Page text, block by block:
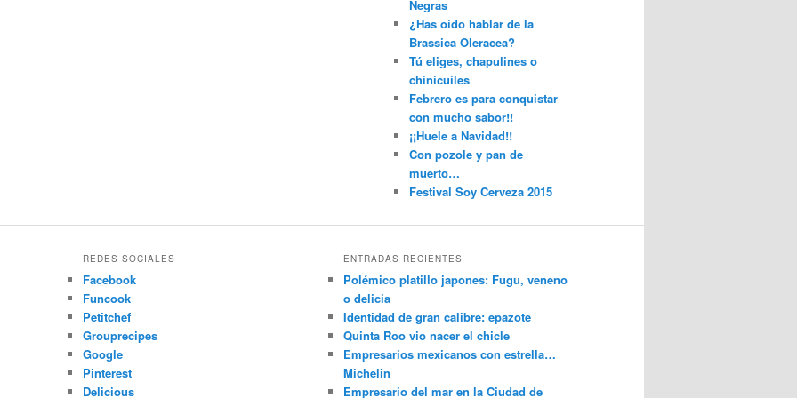
Negras
¿Has oído hablar de la
Brassica Oleracea?
Tú eliges, chapulines o
chinicuiles
Febrero es para conquistar
con mucho sabor!!
¡¡Huele a Navidad!!
Con pozole y pan de
muerto…
Festival Soy Cerveza 2015
REDES SOCIALES
Facebook
Funcook
Petitchef
Grouprecipes
Google
Pinterest
Delicious
ENTRADAS RECIENTES
Polémico platillo japones: Fugu, veneno
o delicia
Identidad de gran calibre: epazote
Quinta Roo vio nacer el chicle
Empresarios mexicanos con estrella…
Michelin
Empresario del mar en la Ciudad de